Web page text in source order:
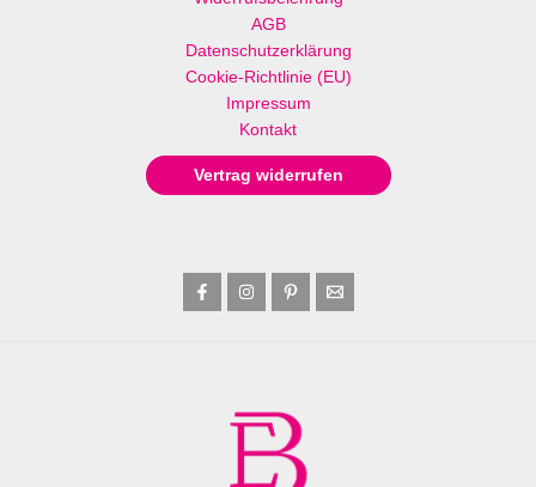
AGB
Datenschutzerklärung
Cookie-Richtlinie (EU)
Impressum
Kontakt
Vertrag widerrufen